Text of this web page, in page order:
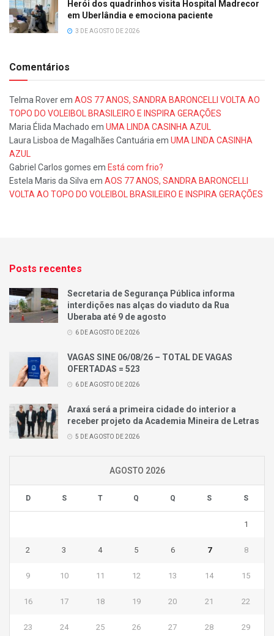
Herói dos quadrinhos visita Hospital Madrecor
em Uberlândia e emociona paciente
3 DE AGOSTO DE 2026
Comentários
Telma Roverem AOS 77 ANOS, SANDRA BARONCELLI VOLTA AO
TOPO DO VOLEIBOL BRASILEIRO E INSPIRA GERAÇÕES
Maria Élida Machado em UMA LINDA CASINHA AZUL
Laura Lisboa de Magalhães Cantuária em UMA LINDA CASINHA
AZUL
Gabriel Carlos gomes em Está com frio?
Estela Maris da Silva em AOS 77 ANOS, SANDRA BARONCELLI
VOLTA AO TOPO DO VOLEIBOL BRASILEIRO E INSPIRA GERAÇÕES
Posts recentes
Secretaria de Segurança Pública informa
interdições nas alças do viaduto da Rua
Uberaba até 9 de agosto
6 DE AGOSTO DE 2026
VAGAS SINE 06/08/26 – TOTAL DE VAGAS
OFERTADAS = 523
6 DE AGOSTO DE 2026
Araxá será a primeira cidade do interior a
receber projeto da Academia Mineira de Letras
5 DE AGOSTO DE 2026
AGOSTO 2026
D S T Q Q S S
1
2 3 4 5 6 7 8
9 10 11 12 13 14 15
16 17 18 19 20 21 22
23 24 25 26 27 28 29